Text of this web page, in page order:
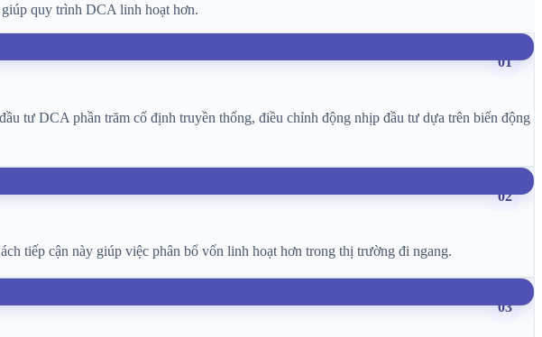
quy trình DCA linh hoạt hơn.
01
tư DCA phần trăm cố định truyền thống, điều chỉnh động nhịp đầu tư dựa trên biến động
02
tiếp cận này giúp việc phân bổ vốn linh hoạt hơn trong thị trường đi ngang.
03